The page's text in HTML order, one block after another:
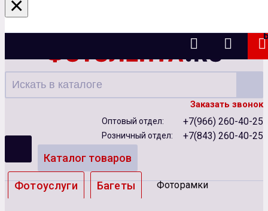
Казань
Заказать звонок
Оптовый отдел: +7(966) 260-40-25
Розничный отдел: +7(843) 260-40-25
Каталог товаров
Фотоуслуги Багеты Фоторамки
×